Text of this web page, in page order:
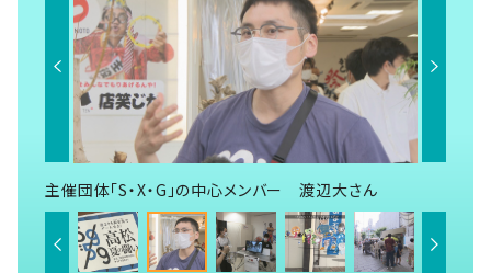
主催団体「S・X・G」の中心メンバー 渡辺大さん